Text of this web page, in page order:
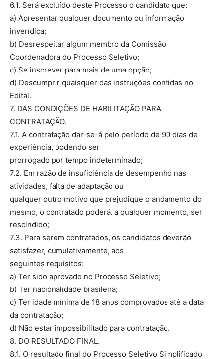
6.1. Será excluído deste Processo o candidato que:
a) Apresentar qualquer documento ou informação
inverídica;
b) Desrespeitar algum membro da Comissão
Coordenadora do Processo Seletivo;
c) Se inscrever para mais de uma opção;
d) Descumprir quaisquer das instruções contidas no
Edital.
7. DAS CONDIÇÕES DE HABILITAÇÃO PARA
CONTRATAÇÃO.
7.1. A contratação dar-se-á pelo período de 90 dias de
experiência, podendo ser
prorrogado por tempo indeterminado;
7.2. Em razão de insuficiência de desempenho nas
atividades, falta de adaptação ou
qualquer outro motivo que prejudique o andamento do
mesmo, o contratado poderá, a qualquer momento, ser
rescindido;
7.3. Para serem contratados, os candidatos deverão
satisfazer, cumulativamente, aos
seguintes requisitos:
a) Ter sido aprovado no Processo Seletivo;
b) Ter nacionalidade brasileira;
c) Ter idade mínima de 18 anos comprovados até a data
da contratação;
d) Não estar impossibilitado para contratação.
8. DO RESULTADO FINAL.
8.1. O resultado final do Processo Seletivo Simplificado